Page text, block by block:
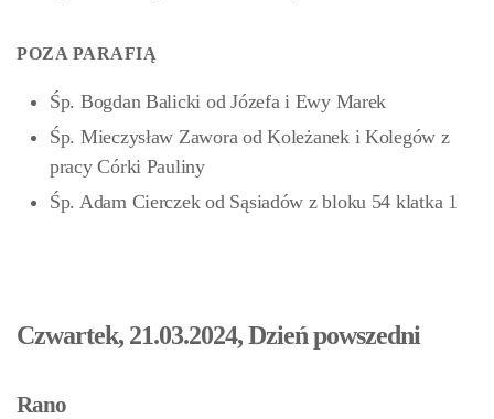
POZA PARAFIĄ
Śp. Bogdan Balicki od Józefa i Ewy Marek
Śp. Mieczysław Zawora od Koleżanek i Kolegów z
pracy Córki Pauliny
Śp. Adam Cierczekod Sąsiadów z bloku 54 klatka 1
Czwartek, 21.03.2024, Dzień powszedni
Rano